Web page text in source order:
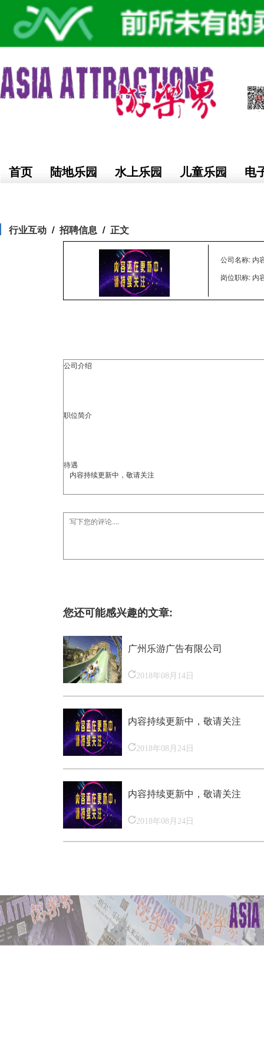
首页 陆地乐园 水上乐园 儿童乐园 电
行业互动 招聘信息 正文
公司名称: 内
岗位职称: 内
公司介绍
职位简介
待遇
内容持续更新中，敬请关注
您还可能感兴趣的文章:
广州乐游广告有限公司
2018年08月14日
内容持续更新中，敬请关注
2018年08月24日
内容持续更新中，敬请关注
2018年08月24日